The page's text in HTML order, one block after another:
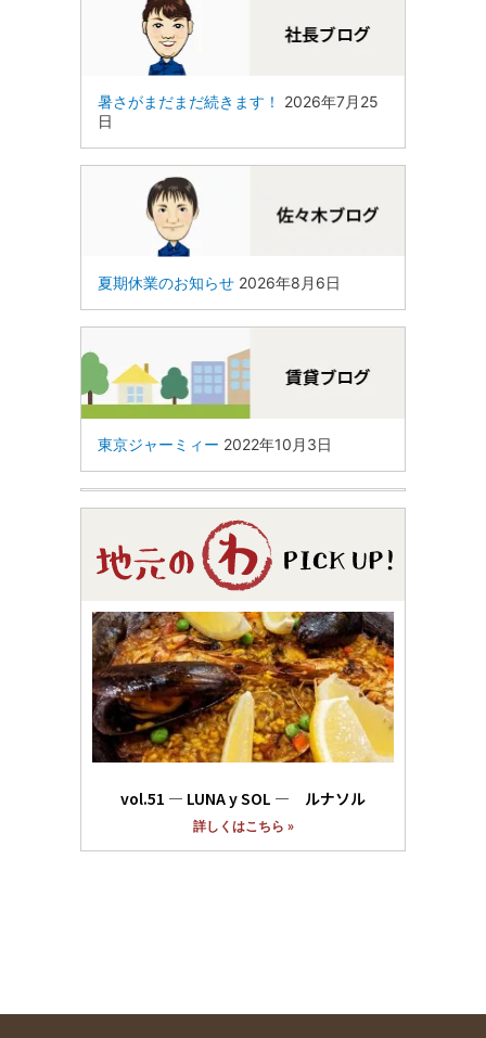
暑さがまだまだ続きます！
2026年7月25
日
夏期休業のお知らせ 2026年8月6日
東京ジャーミィー 2022年10月3日
vol.51 ― LUNA y SOL ― ルナソル
詳しくはこちら »